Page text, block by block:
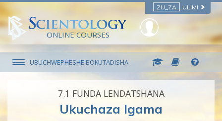
ZU_ZA ULIMI
ONLINE COURSES
UBUCHWEPHESHE BOKUTADISHA
7.‎1 FUNDA LENDATSHANA
Ukuchaza Igama